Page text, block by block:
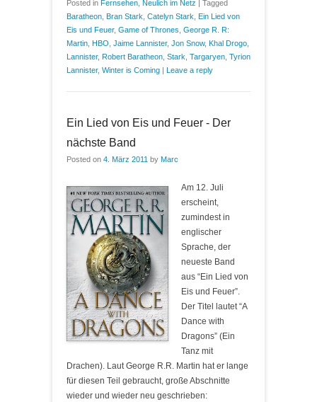
Posted in Fernsehen Neulich im Netz
Tagged
Baratheon Bran Stark Catelyn Stark Ein Lied von
Eis und Feuer, Game of Thrones George R. R:
Martin HBO Jaime Lannister, Jon Snow, Khal Drogo
Lannister, Robert Baratheon Stark Targaryen Tyrion
Lannister, Winter is Coming | Leave a reply
Ein Lied von Eis und Feuer - Der
nächste Band
Posted on 4. März 2011 by Marc
Am 12. Juli
erscheint,
zumindest in
englischer
Sprache, der
neueste Band
aus “Ein Lied von
Eis und Feuer”.
Der Titel lautet “A
Dance with
Dragons” (Ein
Tanz mit
Drachen). Laut George R.R. Martin hat er lange
für diesen Teil gebraucht, große Abschnitte
wieder und wieder neu geschrieben: